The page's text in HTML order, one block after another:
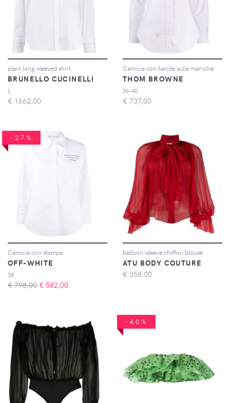
plain long-sleeved shirt
BRUNELLO CUCINELLI
L
€ 1662,00
Camicia con bande sulle maniche
THOM BROWNE
36-40
€ 737,00
-27%
Camicia con stampa
OFF-WHITE
38
€ 798,00 € 582,00
balloon-sleeve chiffon blouse
ATU BODY COUTURE
€ 358,00
-40%